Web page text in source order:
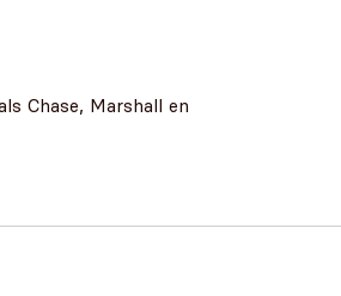
Chase, Marshall en